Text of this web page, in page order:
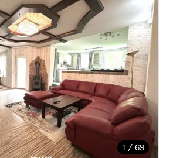
1 / 69